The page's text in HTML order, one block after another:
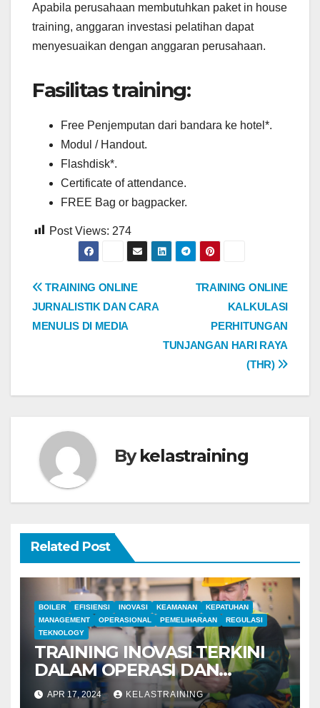
Apabila perusahaan membutuhkan paket in house
training, anggaran investasi pelatihan dapat
menyesuaikan dengan anggaran perusahaan.
Fasilitas training:
Free Penjemputan dari bandara ke hotel*.
Modul / Handout.
Flashdisk*.
Certificate of attendance.
FREE Bag or bagpacker.
Post Views: 274
Post
navigation
TRAINING ONLINE
KALKULASI
PERHITUNGAN
TUNJANGAN HARI RAYA
(THR)
TRAINING ONLINE
JURNALISTIK DAN CARA
MENULIS DI MEDIA
Bykelastraining
Related Post
BOILER EFISIENSI INOVASI KEAMANAN
KEPATUHAN
MANAGEMENT
OPERASIONAL PEMELIHARAAN
REGULASI
TEKNOLOGY
TRAINING INOVASI TERKINI
DALAM OPERASI DAN
MANAJEMEN PABRIK BOILER
APR 17, 2024 KELASTRAINING